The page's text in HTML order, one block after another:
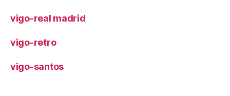
vigo-real madrid
vigo-retro
vigo-santos